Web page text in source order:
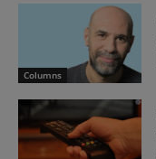
Columns